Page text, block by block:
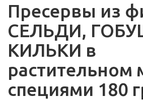
Пресервы из
СЕЛЬДИ,
КИЛЬКИ в
растительном
специями 180